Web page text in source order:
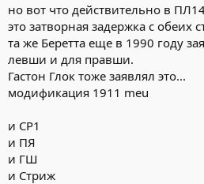
но вот что действительно в
это затворная задержка с обеих
та же Беретта еще в 1990 году
левши и для правши.
Гастон Глок тоже заявлял это...
модификация 1911 meu
и СР1
и ПЯ
и ГШ
и Стриж